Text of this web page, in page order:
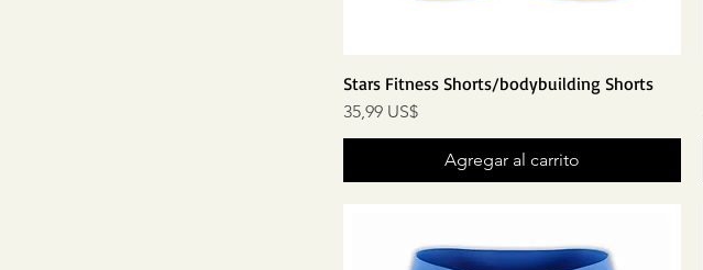
Stars Fitness Shorts/bodybuilding Shorts
Precio
35,99 US$
Agregar al carrito